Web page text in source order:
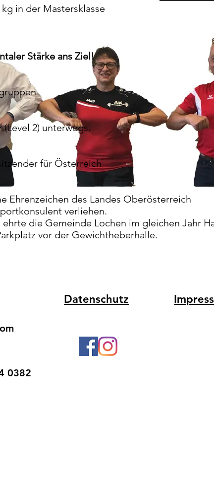
in der Mastersklasse
Stärke ans Ziel!
2) unterwegs.
für Österreich
Ehrenzeichen des Landes Oberösterreich
verliehen.
die Gemeinde Lochen im gleichen Jahr
vor der Gewichtheberhalle.
0382
Datenschutz